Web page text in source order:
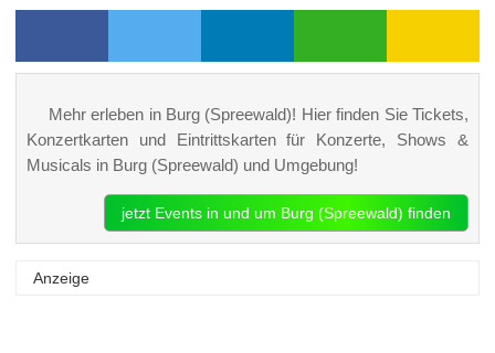
Mehr erleben in Burg (Spreewald)! Hier finden Sie Tickets,
Konzertkarten und Eintrittskarten für Konzerte, Shows &
Musicals in Burg (Spreewald) und Umgebung!
jetzt Events in und um Burg (Spreewald) finden
Anzeige